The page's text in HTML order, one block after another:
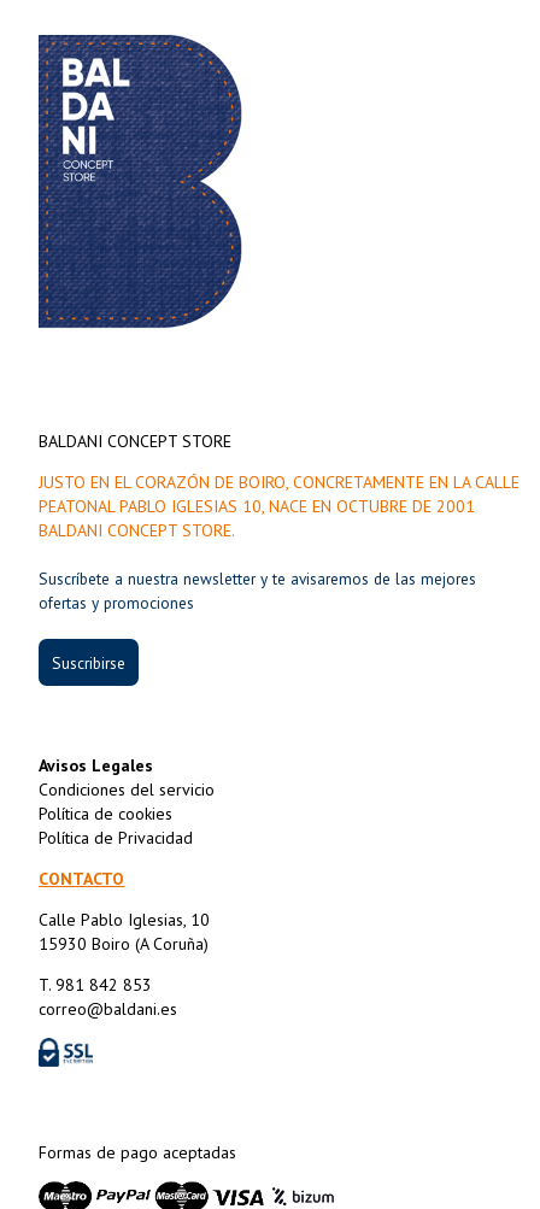
BALDANI CONCEPT STORE
JUSTO EN EL CORAZÓN DE BOIRO, CONCRETAMENTE EN LA CALLE
PEATONAL PABLO IGLESIAS 10, NACE EN OCTUBRE DE 2001
BALDANI CONCEPT STORE.
Suscríbete a nuestra newsletter y te avisaremos de las mejores
ofertas y promociones
Suscribirse
Avisos Legales
Condiciones del servicio
Política de cookies
Política de Privacidad
CONTACTO
Calle Pablo Iglesias, 10
15930 Boiro (A Coruña)
T. 981 842 853
correo@baldani.es
Formas de pago aceptadas